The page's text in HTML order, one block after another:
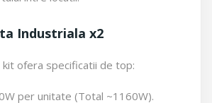
Industriala x2
kit ofera specificatii de top:
per unitate (Total ~1160W).